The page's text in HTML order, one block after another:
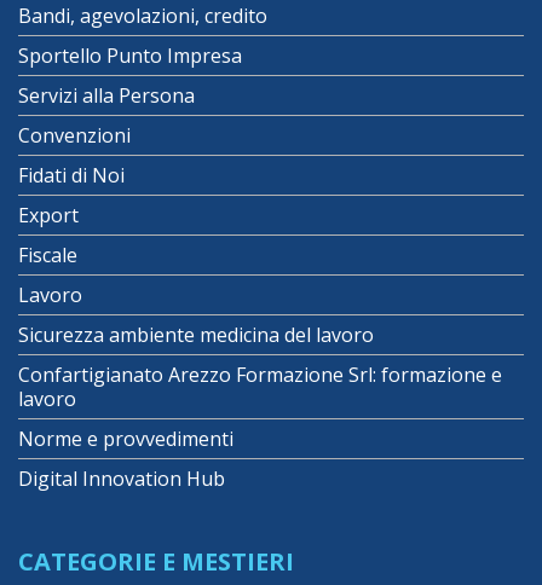
Bandi, agevolazioni, credito
Sportello Punto Impresa
Servizi alla Persona
Convenzioni
Fidati di Noi
Export
Fiscale
Lavoro
Sicurezza ambiente medicina del lavoro
Confartigianato Arezzo Formazione Srl: formazione e
lavoro
Norme e provvedimenti
Digital Innovation Hub
CATEGORIE E MESTIERI